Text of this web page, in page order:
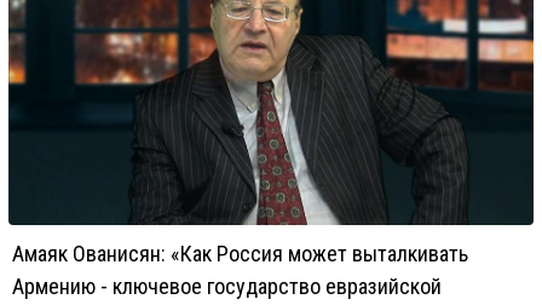
Амаяк Ованисян: «Как Россия может выталкивать
Армению - ключевое государство евразийской